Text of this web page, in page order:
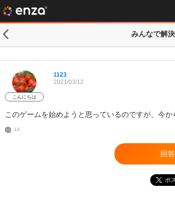
みんなで解決
こんにちは
1123
2021/03/12
このゲームを始めようと思っているのですが、今
10
回
ポ